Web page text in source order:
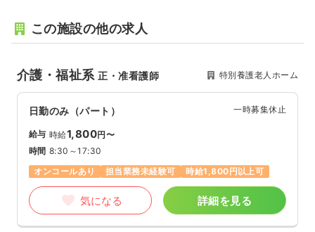
この施設の他の求人
介護・福祉系正・准看護師 特別養護老人ホーム
日勤のみ（パート） 一時募集休止
給与 時給1,800円〜
時間 8:30～17:30
オンコールあり
担当業務未経験可 時給1,800円以上可
気になる 詳細を見る